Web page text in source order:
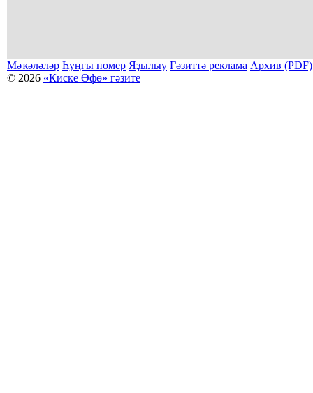
Мәҡәләләр Һуңғы номер Яҙылыу Гәзиттә реклама Архив (PDF)
© 2026 «Киске Өфө» гәзите